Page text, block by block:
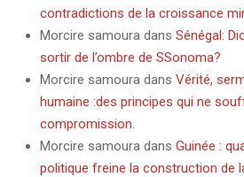
contradictions de la croissance
Morcire samoura dans Sénégal:
sortir de l’ombre de SSonoma?
Morcire samoura dans Vérité,
humaine :des principes qui ne
compromission.
Morcire samoura dans Guinée :
politique freine la construction de